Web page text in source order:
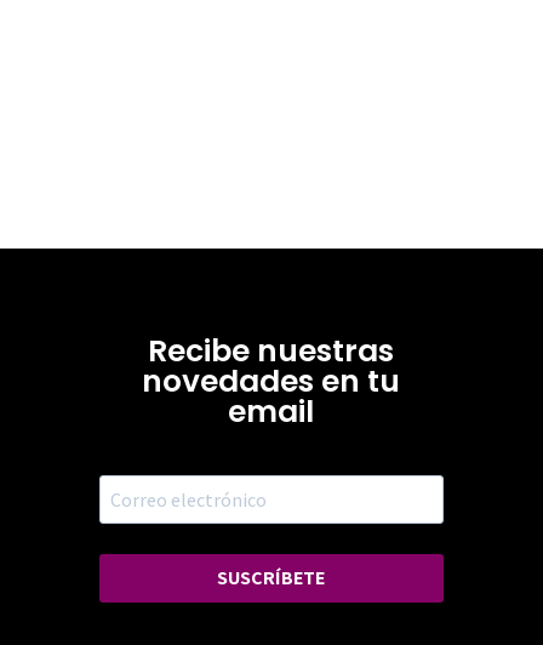
Recibe nuestras
novedades en tu
email
SUSCRÍBETE